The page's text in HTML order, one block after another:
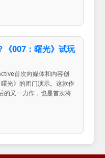
《007：曙光》试玩
首次向媒体和内容创
光》的闭门演示。这款作
的又一力作，也是首次将